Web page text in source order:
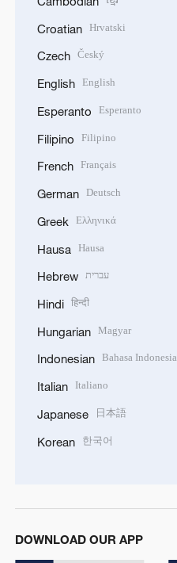
Croatian Hrvatski
Czech Český
English English
Esperanto Esperanto
Filipino Filipino
French Français
German Deutsch
Greek Ελληνικά
Hausa Hausa
Hebrew עברית
Hindi हिन्दी
Hungarian Magyar
Indonesian Bahasa Indonesia
Italian Italiano
Japanese 日本語
Korean 한국어
DOWNLOAD OUR APP